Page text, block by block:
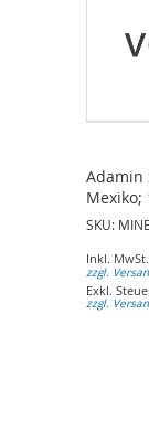
Adamin
Mexiko;
SKU:
zzgl.
zzgl.